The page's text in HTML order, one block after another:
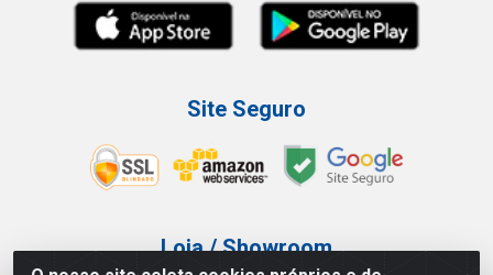
Site Seguro
Loja / Showroom